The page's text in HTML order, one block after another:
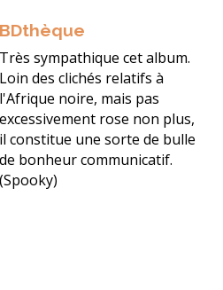
BDthèque
Très sympathique cet album.
Loin des clichés relatifs à
l'Afrique noire, mais pas
excessivement rose non plus,
il constitue une sorte de bulle
de bonheur communicatif.
(Spooky)